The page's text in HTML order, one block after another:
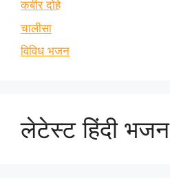
कबीर दोहे
चालीसा
विविध भजन
लेटेस्ट हिंदी भजन